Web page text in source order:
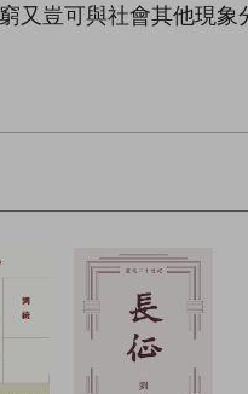
又豈可與社會其他現